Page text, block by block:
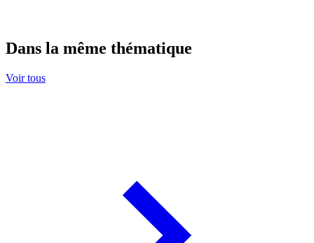
Dans la même thématique
Voir tous